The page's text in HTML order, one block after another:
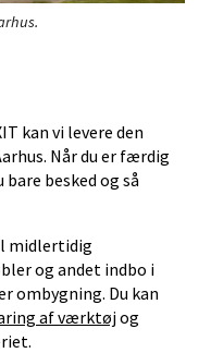
kan vi levere den
Når du er færdig
besked og så
midlertidig
og andet indbo i
ombygning. Du kan
af værktøjog